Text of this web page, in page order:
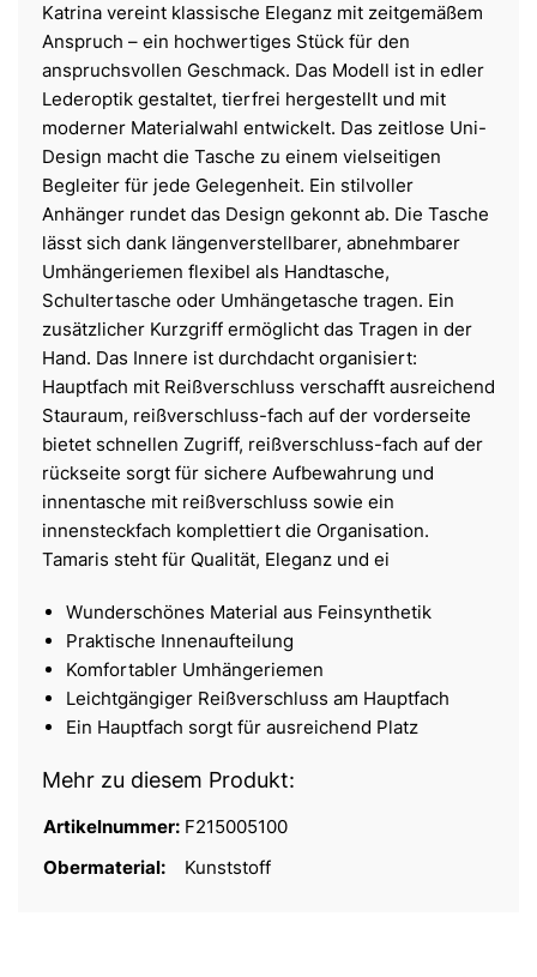
Katrina vereint klassische Eleganz mit zeitgemäßem
Anspruch – ein hochwertiges Stück für den
anspruchsvollen Geschmack. Das Modell ist in edler
Lederoptik gestaltet, tierfrei hergestellt und mit
moderner Materialwahl entwickelt. Das zeitlose Uni-
Design macht die Tasche zu einem vielseitigen
Begleiter für jede Gelegenheit. Ein stilvoller
Anhänger rundet das Design gekonnt ab. Die Tasche
lässt sich dank längenverstellbarer, abnehmbarer
Umhängeriemen flexibel als Handtasche,
Schultertasche oder Umhängetasche tragen. Ein
zusätzlicher Kurzgriff ermöglicht das Tragen in der
Hand. Das Innere ist durchdacht organisiert:
Hauptfach mit Reißverschluss verschafft ausreichend
Stauraum, reißverschluss-fach auf der vorderseite
bietet schnellen Zugriff, reißverschluss-fach auf der
rückseite sorgt für sichere Aufbewahrung und
innentasche mit reißverschluss sowie ein
innensteckfach komplettiert die Organisation.
Tamaris steht für Qualität, Eleganz und ei
Wunderschönes Material aus Feinsynthetik
Praktische Innenaufteilung
Komfortabler Umhängeriemen
Leichtgängiger Reißverschluss am Hauptfach
Ein Hauptfach sorgt für ausreichend Platz
Mehr zu diesem Produkt:
Artikelnummer: F215005100
Obermaterial:
Kunststoff